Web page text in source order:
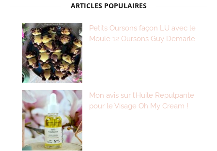
ARTICLES POPULAIRES
Petits Oursons façon LU avec le
Moule 12 Oursons Guy Demarle
Mon avis sur l’Huile Repulpante
pour le Visage Oh My Cream !